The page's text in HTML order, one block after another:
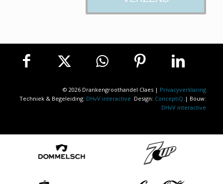
© 2026 Drankengroothandel Claes | Privacyverklaring
Techniek & Begeleiding: DHvV interactive Design: ConceptiQ | Bouw:
DHvV interactive